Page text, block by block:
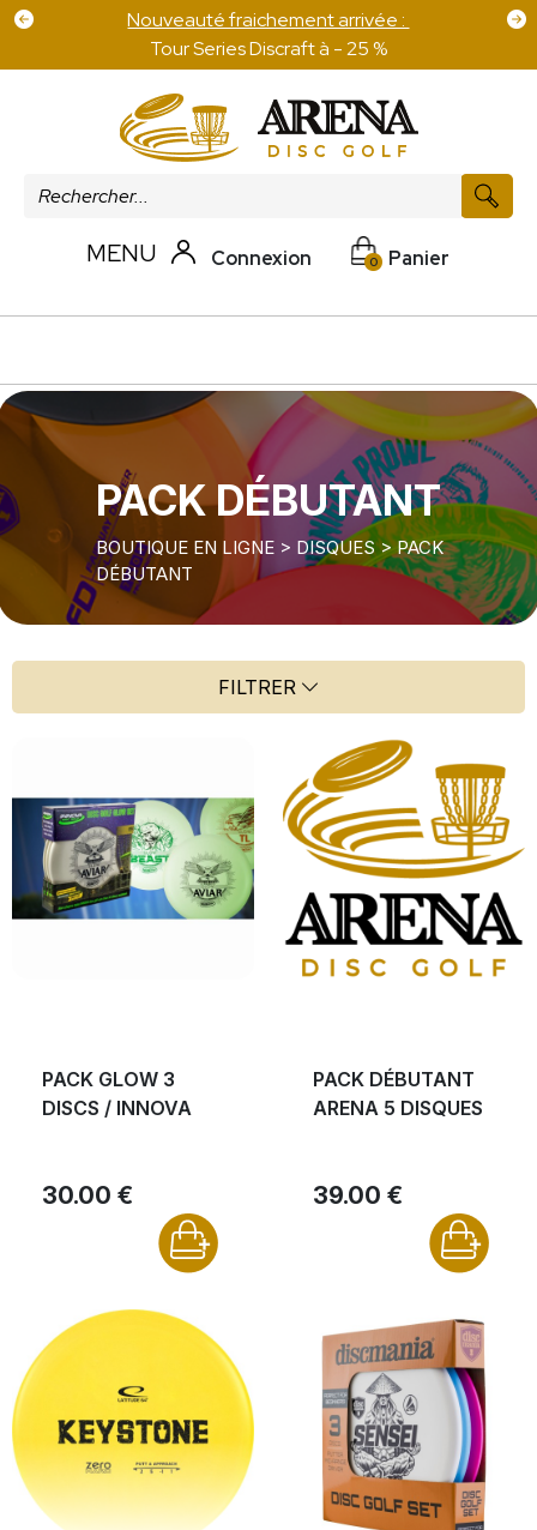
Nouveauté fraichement arrivée :
Tour Series Discraft à - 25 %
MENU Connexion 0 Panier
PACK DÉBUTANT
BOUTIQUE EN LIGNE > DISQUES>PACK
DÉBUTANT
FILTRER
PACK GLOW 3
DISCS / INNOVA
30.00 €
PACK DÉBUTANT
ARENA 5 DISQUES
39.00 €